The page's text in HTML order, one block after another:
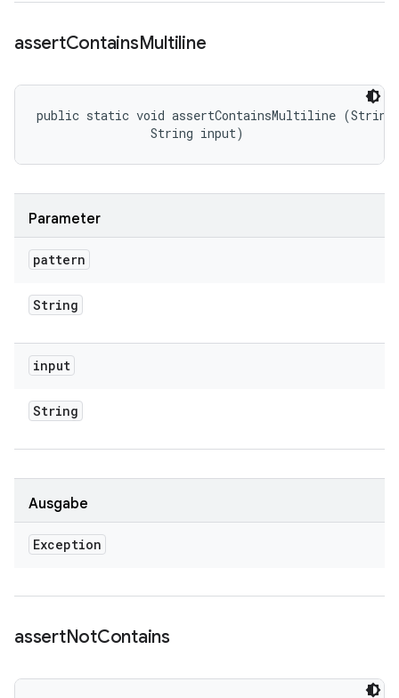
assertContainsMultiline
public static void assertContainsMultiline
                String input)
Parameter
pattern
String
input
String
Ausgabe
Exception
assertNotContains